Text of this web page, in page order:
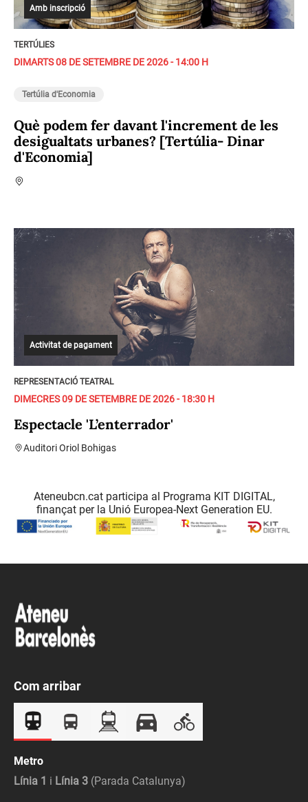
Amb inscripció
TERTÚLIES
DIMARTS 08 DE SETEMBRE DE 2026 - 14:00 H
Tertúlia d'Economia
Què podem fer davant l'increment de les
desigualtats urbanes? [Tertúlia- Dinar
d'Economia]
Activitat de pagament
REPRESENTACIÓ TEATRAL
DIMECRES 09 DE SETEMBRE DE 2026 - 18:30 H
Espectacle 'L’enterrador'
Auditori Oriol Bohigas
Ateneubcn.cat participa al Programa KIT DIGITAL,
finançat per la Unió Europea-Next Generation EU.
Com arribar
Metro
Línia 1 i Línia 3 (Parada Catalunya)